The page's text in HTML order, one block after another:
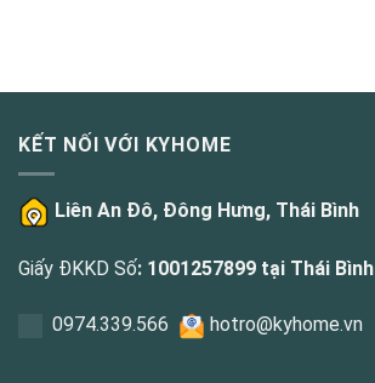
KẾT NỐI VỚI KYHOME
Liên An Đô, Đông Hưng, Thái Bình
Giấy ĐKKD Số: 1001257899 tại Thái Bình
0974.339.566 hotro@kyhome.vn